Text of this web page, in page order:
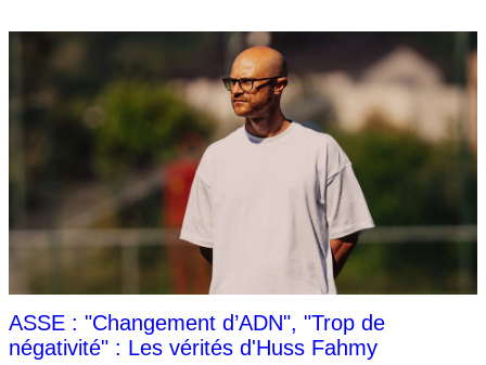
ASSE : "Changement d’ADN", "Trop de
négativité" : Les vérités d'Huss Fahmy